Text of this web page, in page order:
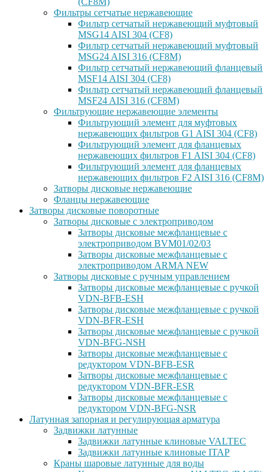
Фильтры сетчатые нержавеющие
Фильтр сетчатый нержавеющий муфтовый
MSG14 AISI 304 (CF8)
Фильтр сетчатый нержавеющий муфтовый
MSG24 AISI 316 (CF8M)
Фильтр сетчатый нержавеющий фланцевый
MSF14 AISI 304 (CF8)
Фильтр сетчатый нержавеющий фланцевый
MSF24 AISI 316 (CF8M)
Фильтрующие нержавеющие элементы
Фильтрующий элемент для муфтовых
нержавеющих фильтров G1 AISI 304 (CF8)
Фильтрующий элемент для фланцевых
нержавеющих фильтров F1 AISI 304 (CF8)
Фильтрующий элемент для фланцевых
нержавеющих фильтров F2 AISI 316 (CF8M)
Затворы дисковые нержавеющие
Фланцы нержавеющие
Затворы дисковые поворотные
Затворы дисковые с электроприводом
Затворы дисковые межфланцевые с
электроприводом BVM01/02/03
Затворы дисковые межфланцевые с
электроприводом ARMA NEW
Затворы дисковые с ручным управлением
Затворы дисковые межфланцевые с ручкой
VDN-BFB-ESH
Затворы дисковые межфланцевые с ручкой
VDN-BFR-ESH
Затворы дисковые межфланцевые с ручкой
VDN-BFG-NSH
Затворы дисковые межфланцевые с
редуктором VDN-BFB-ESR
Затворы дисковые межфланцевые с
редуктором VDN-BFR-ESR
Затворы дисковые межфланцевые с
редуктором VDN-BFG-NSR
Латунная запорная и регулирующая арматура
Задвижки латунные
Задвижки латунные клиновые VALTEC
Задвижки латунные клиновые ITAP
Краны шаровые латунные для воды